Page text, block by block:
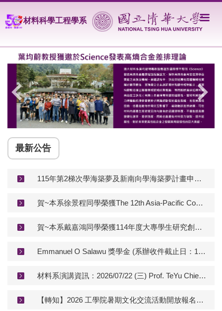
到
主
內
材料科學工程學系
最新公告
115年第2梯次學海築夢及新南向學海築夢計畫申請-系所截止日為115.08.13 中午12:00
賀~本系徐景程同學榮獲The 12th Asia-Pacific Conference on Transducers and Micro-Nano Technology : Best Paper Award
賀~本系戴嘉鴻同學榮獲114年度大專學生研究創作獎，計畫名稱 : 拼圖狀設計之仿生結構：嵌合單元數量對機械性質影響及結構之再使用性研究
Emmanuel O Salawu 獎學金 (系辦收件截止日：115/7/30中午12點)
材料系演講資訊：2026/07/22 (三) Prof. TeYu Chien 14:00~16:00 台達館401 Scanning Tunneling Microscopy for High Entropy Materials
【轉知】2026 工學院暑期文化交流活動開放報名（7／23、7／30）。【 COE Summer Cultural Exchange Events – Registration Open】